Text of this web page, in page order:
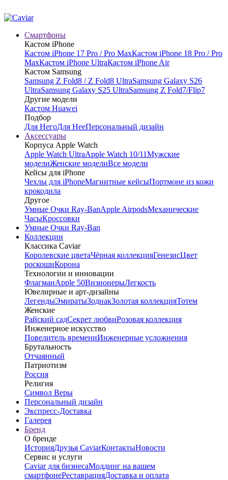
Смартфоны
Кастом iPhone
Кастом iPhone 17 Pro / Pro MaxКастом iPhone 18 Pro / Pro
MaxКастом iPhone UltraКастом iPhone Air
Кастом Samsung
Samsung Z Fold8 / Z Fold8 UltraSamsung Galaxy S26
UltraSamsung Galaxy S25 UltraSamsung Z Fold7/Flip7
Другие модели
Кастом Huawei
Подбор
Для НегоДля НееПерсональный дизайн
Аксессуары
Корпуса Apple Watch
Apple Watch UltraApple Watch 10/11Мужские
моделиЖенские моделиВсе модели
Кейсы для iPhone
Чехлы для iPhoneМагнитные кейсыПортмоне из кожи
крокодила
Другое
Умные Очки Ray-BanApple AirpodsМеханические
ЧасыКроссовки
Умные Очки Ray-Ban
Коллекции
Классика Caviar
Королевские цветаЧёрная коллекцияГенезисЦвет
роскошиКорона
Технологии и инновации
ФлагманApple 50ВизионерыЛегкость
Ювелирные и арт-дизайны
ЛегендыЭмиратыЗодиакЗолотая коллекцияТотем
Женские
Райский садСекрет любвиРозовая коллекция
Инженерное искусство
Повелитель времениИнженерные усложнения
Брутальность
Отчаянный
Патриотизм
Россия
Религия
Символ Веры
Персональный дизайн
Экспресс-Доставка
Галерея
Бренд
О бренде
ИсторияДрузья CaviarКонтактыНовости
Сервис и услуги
Caviar для бизнесаМоддинг на вашем
смартфонеРеставрацияДоставка и оплата